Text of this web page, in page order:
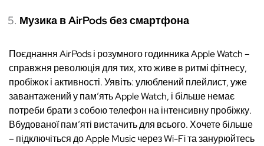
Музика в AirPods без смартфона
Поєднання AirPods і розумного годинника Apple Watch –
справжня революція для тих, хто живе в ритмі фітнесу,
пробіжок і активності. Уявіть: улюблений плейлист, уже
завантажений у пам’ять Apple Watch, і більше немає
потреби брати з собою телефон на інтенсивну пробіжку.
Вбудованої пам’яті вистачить для всього. Хочете більше
– підключіться до Apple Music через Wi-Fi та занурюйтесь